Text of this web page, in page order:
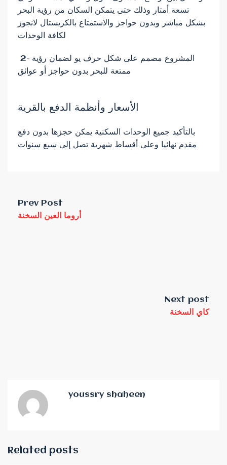
تسعة أمتار وذلك حتى يتمكن السكان من رؤية البحر
بشكل مباشر وبدون حواجز والاستمتاع بالكريستال لانجوز
لكافة الوحدات
2- المشروع مصمم على شكل حرف يو لضمان رؤية
ممتعة للبحر بدون حواجز أو عوائق
الأسعار وأنظمة الدفع بالقرية
بالتأكيد جميع الوحدات السكنية يمكن حجزها بدون دفع
Prev Post
أروما العين السخنة
Next post
كاي السخنة
youssry shaheen
Related posts